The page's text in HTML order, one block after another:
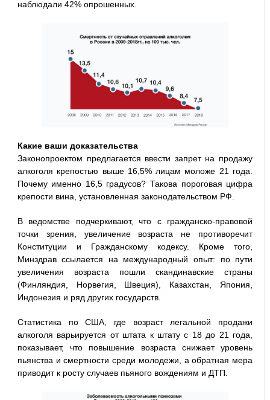
наблюдали 42% опрошенных.
Какие ваши доказательства
Законопроектом предлагается ввести запрет на продажу
алкоголя крепостью выше 16,5% лицам моложе 21 года.
Почему именно 16,5 градусов? Такова пороговая цифра
крепости вина, установленная законодательством РФ.
В ведомстве подчеркивают, что с гражданско-правовой
точки зрения, увеличение возраста не противоречит
Конституции и Гражданскому кодексу. Кроме того,
Минздрав ссылается на международный опыт: по пути
увеличения возраста пошли скандинавские страны
(Финляндия, Норвегия, Швеция), Казахстан, Япония,
Индонезия и ряд других государств.
Статистика по США, где возраст легальной продажи
алкоголя варьируется от штата к штату с 18 до 21 года,
показывает, что повышение возраста снижает уровень
пьянства и смертности среди молодежи, а обратная мера
приводит к росту случаев пьяного вождениям и ДТП.